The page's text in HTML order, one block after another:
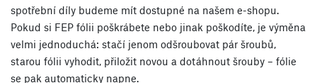
spotřební díly budeme mít dostupné na našem e-shopu.
Pokud si FEP fólii poškrábete nebo jinak poškodíte, je výměna
velmi jednoduchá: stačí jenom odšroubovat pár šroubů,
starou fólii vyhodit, přiložit novou a dotáhnout šrouby – fólie
se pak automaticky napne.